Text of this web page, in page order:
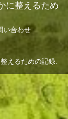
に整えるため
い合わせ
えるための記録.